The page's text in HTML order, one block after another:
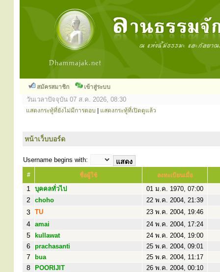
สมัครสมาชิก เข้าสู่ระบบ
วันเวลาปัจจุบัน 07 ส.ค. 2026, 08:30
แสดงกระทู้ที่ยังไม่มีการตอบ แสดงกระทู้ที่เปิดดูแล้ว
หน้าเว็บบอร์ด
Username begins with:
# ชื่อผู้ใช้ ลงทะเบียนเมื่อ
1 บุคคลทั่วไป 01 ม.ค. 1970, 07:00
2 choho 22 พ.ค. 2004, 21:39
3 TU 23 พ.ค. 2004, 19:46
4 amai 24 พ.ค. 2004, 17:24
5 kullawat 24 พ.ค. 2004, 19:00
6 prachasanti 25 พ.ค. 2004, 09:01
7 bua 25 พ.ค. 2004, 11:17
8 POORIJIT 26 พ.ค. 2004, 00:10